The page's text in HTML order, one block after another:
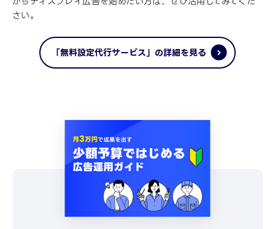
さい。
「無料設定代行サービス」の詳細を見る